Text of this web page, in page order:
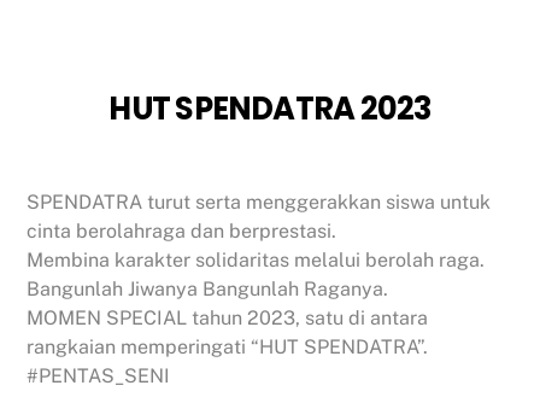
HUT SPENDATRA 2023
SPENDATRA turut serta menggerakkan siswa untuk
cinta berolahraga dan berprestasi.
Membina karakter solidaritas melalui berolah raga.
Bangunlah Jiwanya Bangunlah Raganya.
MOMEN SPECIAL tahun 2023, satu di antara
rangkaian memperingati “HUT SPENDATRA”.
#PENTAS_SENI